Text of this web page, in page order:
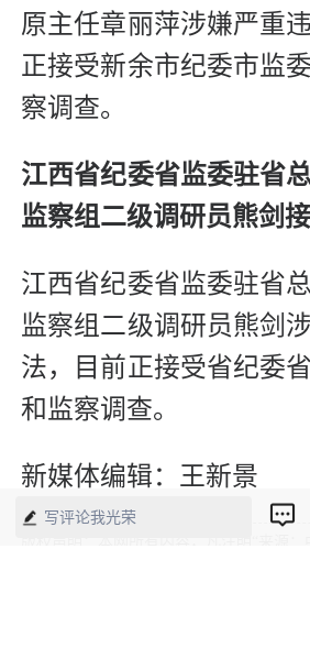
原主任章丽萍涉嫌严重
正接受新余市纪委市监
察调查。
江西省纪委省监委驻省
监察组二级调研员熊剑
江西省纪委省监委驻省
监察组二级调研员熊剑
法，目前正接受省纪委
和监察调查。
新媒体编辑：王新景
写评论我光荣